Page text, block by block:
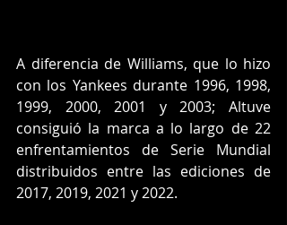
A diferencia de Williams, que lo hizo
con los Yankees durante 1996, 1998,
1999, 2000, 2001 y 2003; Altuve
consiguió la marca a lo largo de 22
enfrentamientos de Serie Mundial
distribuidos entre las ediciones de
2017, 2019, 2021 y 2022.